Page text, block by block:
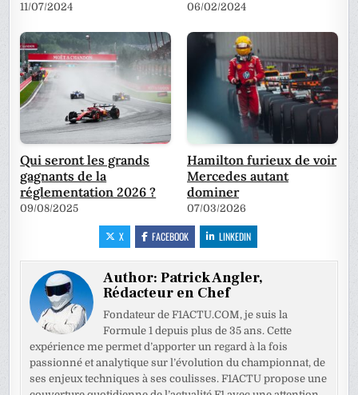
11/07/2024 06/02/2024
Qui seront les grands
gagnants de la
réglementation 2026 ?
09/08/2025
Hamilton furieux de voir
Mercedes autant
dominer
07/03/2026
X FACEBOOK LINKEDIN
Author:Patrick Angler,
Rédacteur en Chef
Fondateur de F1ACTU.COM, je suis la
Formule 1 depuis plus de 35 ans. Cette
expérience me permet d’apporter un regard à la fois
passionné et analytique sur l’évolution du championnat, de
ses enjeux techniques à ses coulisses. F1ACTU propose une